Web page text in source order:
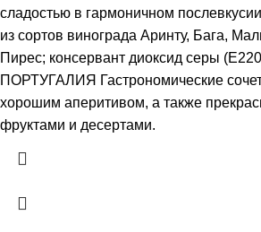
сладостью в гармоничном
из сортов винограда Аринту, Бага,
Пирес; консервант диоксид серы
ПОРТУГАЛИЯ Гастрономические
хорошим аперитивом, а также
фруктами и десертами.